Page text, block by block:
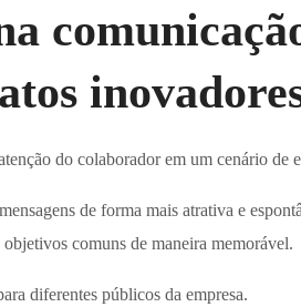
do colaborador em um cenário de
de forma mais atrativa e
comuns de maneira memorável.
diferentes públicos da empresa.